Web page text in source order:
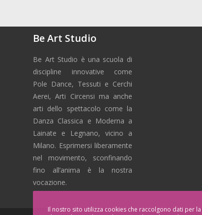
Be Art Studio
Be Art Studio è una scuola di
discipline innovative come
Pole Dance, Tessuti e Cerchi
Aerei, Arti Circensi ma anche
arti dello spettacolo come la
Danza Classica e Moderna a
Lainate e Legnano, vicino a
Milano. Esprimersi liberamente
nel movimento, sconfinando
fino all’anima è la nostra
vocazione.
Il nostro sito utilizza cookies che raccolgono dati per